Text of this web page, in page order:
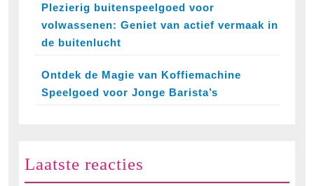
Plezierig buitenspeelgoed voor
volwassenen: Geniet van actief vermaak in
de buitenlucht
Ontdek de Magie van Koffiemachine
Speelgoed voor Jonge Barista’s
Laatste reacties